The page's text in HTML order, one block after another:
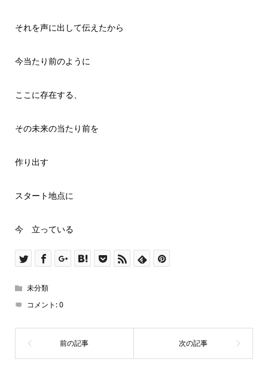
それを声に出して伝えたから
今当たり前のように
ここに存在する、
その未来の当たり前を
作り出す
スタート地点に
今 立っている
未分類
コメント:0